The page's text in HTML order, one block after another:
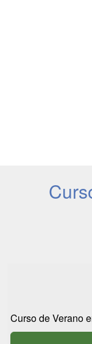
Curso de Verano